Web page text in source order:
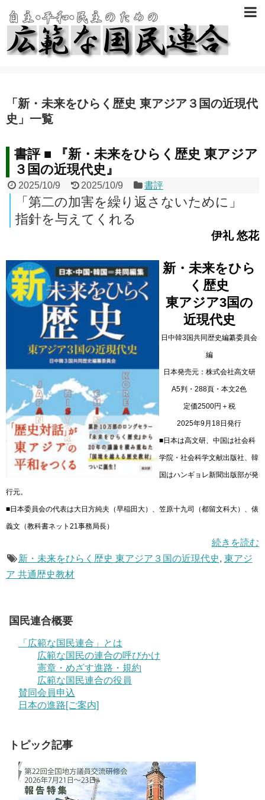
「 新・未来をひらく歴史 東アジア３国の近現代
史 」 一覧
書評 ■ 『新・未来をひらく歴史 東アジア
３国の近現代史』
2025/10/9 2025/10/9 書評
「第二の加害を繰り返さないために」
指針を与えてくれる
伊礼 悠花
新・未来をひら
く歴史
東アジア3国の
近現代史
日中韓3国共同歴史編纂委員会
編
日本発売元：株式会社高文研
A5判・288頁・本文2色
定価2500円＋税
2025年9月18日発行
■日本は高文研、中国は社会科
学院・社会科学文献出版社、韓
国はハンギョレ新聞出版部が発
行元。
■日本委員会の代表は大日方純夫（早稲田大）、笠原十九司（都留文科大）、俵
義文（教科書ネット21事務局長）
続きを読む
新・未来をひらく歴史 東アジア３国の近現代史, 東アジ
ア 共通歴史教材
国民連合概要
「広範な国民連合」とは
広範な国民の連合の呼びかけ
憲章・めざす進路・規約
広範な国民連合の役員
賛同会員申込
日本の進路[ご案内]
トピック記事